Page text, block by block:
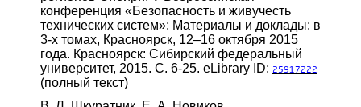
конференция «Безопасность и живучесть
технических систем»: Материалы и доклады: в
3-х томах, Красноярск, 12–16 октября 2015
года. Красноярск: Сибирский федеральный
университет, 2015. С. 6-25. eLibrary ID: 25917222
(полный текст)